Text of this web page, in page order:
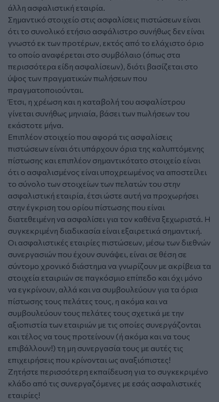
άλλη ασφαλιστική εταιρία.
Σημαντικό στοιχείο στις ασφαλίσεις πιστώσεων είναι
ότι το συνολικό ετήσιο ασφάλιστρο συνήθως δεν είναι
γνωστό εκ των προτέρων, εκτός από το ελάχιστο όριο
το οποίο αναφέρεται στο συμβόλαιο (όπως στα
περισσότερα είδη ασφαλίσεων), διότι βασίζεται στο
ύψος των πραγματικών πωλήσεων που
πραγματοποιούνται.
Έτσι, η χρέωση και η καταβολή του ασφαλίστρου
γίνεται συνήθως μηνιαία, βάσει των πωλήσεων του
εκάστοτε μήνα.
Επιπλέον στοιχείο που αφορά τις ασφαλίσεις
πιστώσεων είναι ότι υπάρχουν όρια της καλυπτόμενης
πίστωσης και επιπλέον σημαντικότατο στοιχείο είναι
ότι ο ασφαλισμένος είναι υποχρεωμένος να αποστείλει
το σύνολο των στοιχείων των πελατών του στην
ασφαλιστική εταιρία, έτσι ώστε αυτή να προχωρήσει
στην έγκριση του ορίου πίστωσης που είναι
διατεθειμένη να ασφαλίσει για τον καθένα ξεχωριστά. Η
συγκεκριμένη διαδικασία είναι εξαιρετικά σημαντική.
Οι ασφαλιστικές εταιρίες πιστώσεων, μέσω των διεθνών
συνεργασιών που έχουν συνάψει, είναι σε θέση σε
σύντομο χρονικό διάστημα να γνωρίζουν με ακρίβεια τα
στοιχεία εταιριών σε παγκόσμιο επίπεδο και όχι μόνο
να εγκρίνουν, αλλά και να συμβουλεύουν για τα όρια
πίστωσης τους πελάτες τους, η ακόμα και να
συμβουλεύουν τους πελάτες τους σχετικά με την
αξιοπιστία των εταιριών με τις οποίες συνεργάζονται
και τέλος να τους προτείνουν (ή ακόμα και να τους
επιβάλλουν!) τη μη συνεργασία τους με αυτές τις
επιχειρήσεις που κρίνονται ως αναξιόπιστες!
Ζητήστε περισσότερη εκπαίδευση για το συγκεκριμένο
κλάδο από τις συνεργαζόμενες με εσάς ασφαλιστικές
εταιρίες!